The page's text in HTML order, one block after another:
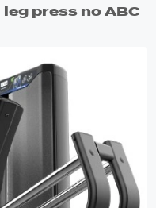
press no ABC